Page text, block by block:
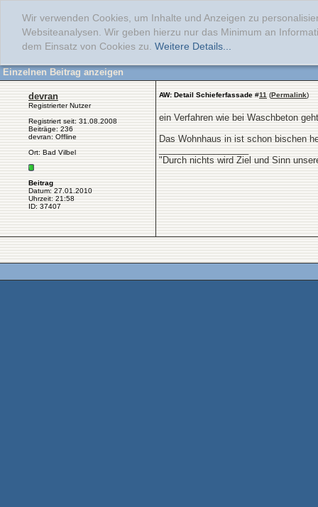
Wir verwenden Cookies, um Inhalte und Anzeigen zu
Websiteanalysen. Wir geben hierzu nur das Minimum an
dem Einsatz von Cookies zu. Weitere Details...
Einzelnen Beitrag anzeigen
devran
Registrierter Nutzer
Registriert seit: 31.08.2008
Beiträge: 236
devran: Offline
Ort: Bad Vilbel
Beitrag
Datum: 27.01.2010
Uhrzeit: 21:58
ID: 37407
AW: Detail Schieferfassade #11 (Permalink)
ein Verfahren wie bei Waschbeton
Das Wohnhaus in ist schon bischen
"Durch nichts wird Ziel und Sinn